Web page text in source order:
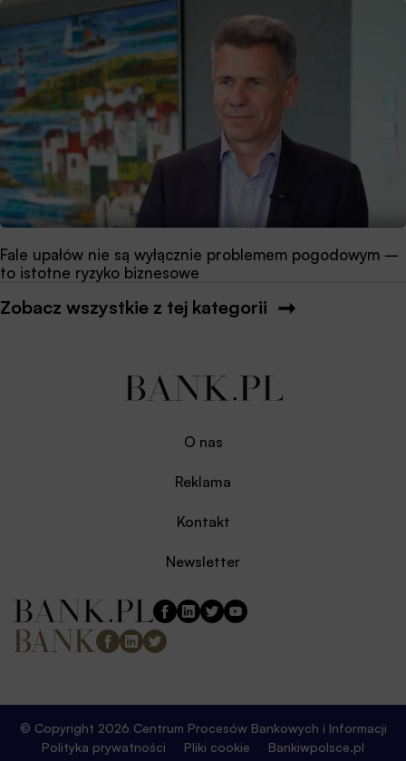
Fale upałów nie są wyłącznie problemem pogodowym –
to istotne ryzyko biznesowe
Zobacz wszystkie z tej kategorii
O nas
Reklama
Kontakt
Newsletter
© Copyright 2026 Centrum Procesów Bankowych i Informacji
Polityka prywatności
Pliki cookie Bankiwpolsce.pl